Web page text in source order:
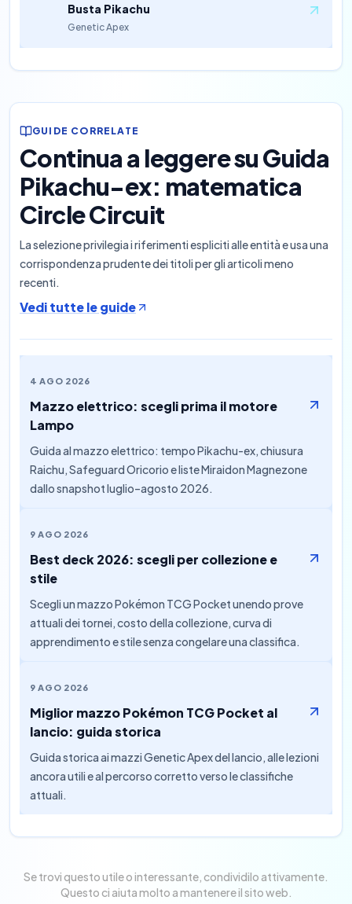
Busta Pikachu
Genetic Apex
GUIDE CORRELATE
Continua a leggere su Guida
Pikachu-ex: matematica
Circle Circuit
La selezione privilegia i riferimenti espliciti alle entità e usa una
corrispondenza prudente dei titoli per gli articoli meno
recenti.
Vedi tutte le guide
4 AGO 2026
Mazzo elettrico: scegli prima il motore
Lampo
Guida al mazzo elettrico: tempo Pikachu-ex, chiusura
Raichu, Safeguard Oricorio e liste Miraidon Magnezone
dallo snapshot luglio–agosto 2026.
9 AGO 2026
Best deck 2026: scegli per collezione e
stile
Scegli un mazzo Pokémon TCG Pocket unendo prove
attuali dei tornei, costo della collezione, curva di
apprendimento e stile senza congelare una classifica.
9 AGO 2026
Miglior mazzo Pokémon TCG Pocket al
lancio: guida storica
Guida storica ai mazzi Genetic Apex del lancio, alle lezioni
ancora utili e al percorso corretto verso le classifiche
attuali.
Se trovi questo utile o interessante, condividilo attivamente.
Questo ci aiuta molto a mantenere il sito web.